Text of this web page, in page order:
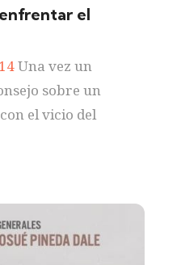
el
Una vez un
sobre un
el vicio del